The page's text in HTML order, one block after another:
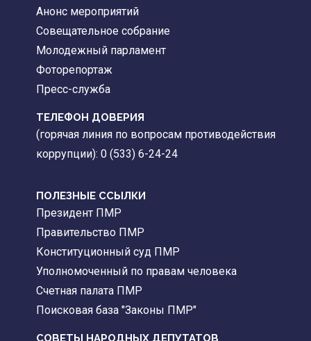
Анонс мероприятий
Совещательное собрание
Молодежный парламент
Фоторепортаж
Пресс-служба
ТЕЛЕФОН ДОВЕРИЯ
(горячая линия по вопросам противодействия
коррупции): 0 (533) 6-24-24
ПОЛЕЗНЫЕ ССЫЛКИ
Президент ПМР
Правительство ПМР
Конституционный суд ПМР
Уполномоченный по правам человека
Счетная палата ПМР
Поисковая база "Законы ПМР"
СОВЕТЫ НАРОДНЫХ ДЕПУТАТОВ